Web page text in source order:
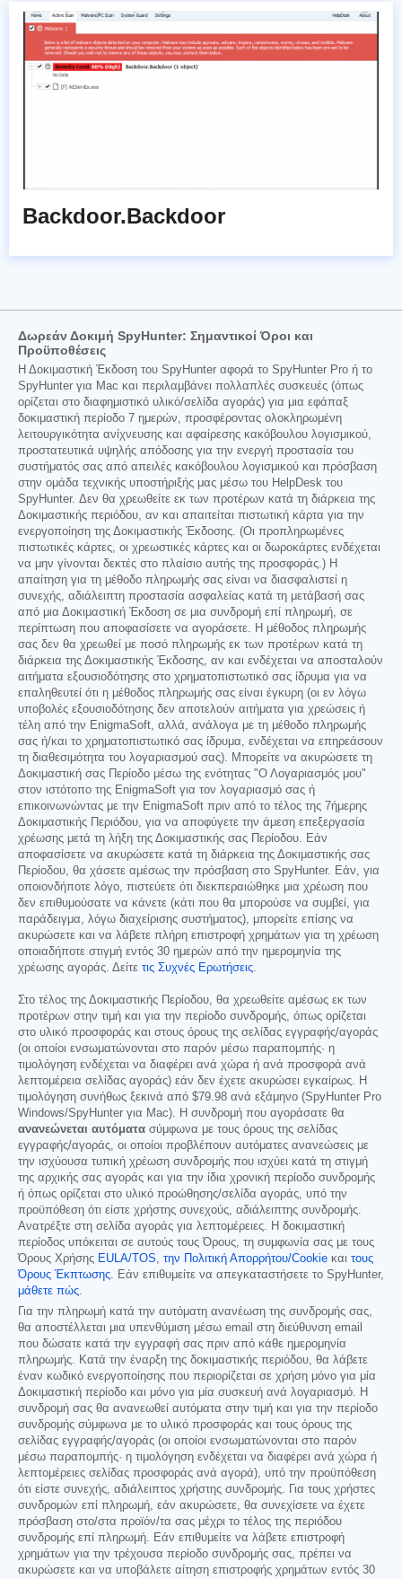
Backdoor.Backdoor
Δωρεάν Δοκιμή SpyHunter: Σημαντικοί Όροι και
Προϋποθέσεις
Η Δοκιμαστική Έκδοση του SpyHunter αφορά το SpyHunter Pro ή το
SpyHunter για Mac και περιλαμβάνει πολλαπλές συσκευές (όπως
ορίζεται στο διαφημιστικό υλικό/σελίδα αγοράς) για μια εφάπαξ
δοκιμαστική περίοδο 7 ημερών, προσφέροντας ολοκληρωμένη
λειτουργικότητα ανίχνευσης και αφαίρεσης κακόβουλου λογισμικού,
προστατευτικά υψηλής απόδοσης για την ενεργή προστασία του
συστήματός σας από απειλές κακόβουλου λογισμικού και πρόσβαση
στην ομάδα τεχνικής υποστήριξής μας μέσω του HelpDesk του
SpyHunter. Δεν θα χρεωθείτε εκ των προτέρων κατά τη διάρκεια της
Δοκιμαστικής περιόδου, αν και απαιτείται πιστωτική κάρτα για την
ενεργοποίηση της Δοκιμαστικής Έκδοσης. (Οι προπληρωμένες
πιστωτικές κάρτες, οι χρεωστικές κάρτες και οι δωροκάρτες ενδέχεται
να μην γίνονται δεκτές στο πλαίσιο αυτής της προσφοράς.) Η
απαίτηση για τη μέθοδο πληρωμής σας είναι να διασφαλιστεί η
συνεχής, αδιάλειπτη προστασία ασφαλείας κατά τη μετάβασή σας
από μια Δοκιμαστική Έκδοση σε μια συνδρομή επί πληρωμή, σε
περίπτωση που αποφασίσετε να αγοράσετε. Η μέθοδος πληρωμής
σας δεν θα χρεωθεί με ποσό πληρωμής εκ των προτέρων κατά τη
διάρκεια της Δοκιμαστικής Έκδοσης, αν και ενδέχεται να αποσταλούν
αιτήματα εξουσιοδότησης στο χρηματοπιστωτικό σας ίδρυμα για να
επαληθευτεί ότι η μέθοδος πληρωμής σας είναι έγκυρη (οι εν λόγω
υποβολές εξουσιοδότησης δεν αποτελούν αιτήματα για χρεώσεις ή
τέλη από την EnigmaSoft, αλλά, ανάλογα με τη μέθοδο πληρωμής
σας ή/και το χρηματοπιστωτικό σας ίδρυμα, ενδέχεται να επηρεάσουν
τη διαθεσιμότητα του λογαριασμού σας). Μπορείτε να ακυρώσετε τη
Δοκιμαστική σας Περίοδο μέσω της ενότητας "Ο Λογαριασμός μου"
στον ιστότοπο της EnigmaSoft για τον λογαριασμό σας ή
επικοινωνώντας με την EnigmaSoft πριν από το τέλος της 7ήμερης
Δοκιμαστικής Περιόδου, για να αποφύγετε την άμεση επεξεργασία
χρέωσης μετά τη λήξη της Δοκιμαστικής σας Περίοδου. Εάν
αποφασίσετε να ακυρώσετε κατά τη διάρκεια της Δοκιμαστικής σας
Περίοδου, θα χάσετε αμέσως την πρόσβαση στο SpyHunter. Εάν, για
οποιονδήποτε λόγο, πιστεύετε ότι διεκπεραιώθηκε μια χρέωση που
δεν επιθυμούσατε να κάνετε (κάτι που θα μπορούσε να συμβεί, για
παράδειγμα, λόγω διαχείρισης συστήματος), μπορείτε επίσης να
ακυρώσετε και να λάβετε πλήρη επιστροφή χρημάτων για τη χρέωση
οποιαδήποτε στιγμή εντός 30 ημερών από την ημερομηνία της
χρέωσης αγοράς. Δείτε τις Συχνές Ερωτήσεις.
Στο τέλος της Δοκιμαστικής Περίοδου, θα χρεωθείτε αμέσως εκ των
προτέρων στην τιμή και για την περίοδο συνδρομής, όπως ορίζεται
στο υλικό προσφοράς και στους όρους της σελίδας εγγραφής/αγοράς
(οι οποίοι ενσωματώνονται στο παρόν μέσω παραπομπής· η
τιμολόγηση ενδέχεται να διαφέρει ανά χώρα ή ανά προσφορά ανά
λεπτομέρεια σελίδας αγοράς) εάν δεν έχετε ακυρώσει εγκαίρως. Η
τιμολόγηση συνήθως ξεκινά από $79.98 ανά εξάμηνο (SpyHunter Pro
Windows/SpyHunter για Mac). Η συνδρομή που αγοράσατε θα
ανανεώνεται αυτόματα σύμφωνα με τους όρους της σελίδας
εγγραφής/αγοράς, οι οποίοι προβλέπουν αυτόματες ανανεώσεις με
την ισχύουσα τυπική χρέωση συνδρομής που ισχύει κατά τη στιγμή
της αρχικής σας αγοράς και για την ίδια χρονική περίοδο συνδρομής
ή όπως ορίζεται στο υλικό προώθησης/σελίδα αγοράς, υπό την
προϋπόθεση ότι είστε χρήστης συνεχούς, αδιάλειπτης συνδρομής.
Ανατρέξτε στη σελίδα αγοράς για λεπτομέρειες. Η δοκιμαστική
περίοδος υπόκειται σε αυτούς τους Όρους, τη συμφωνία σας με τους
Όρους Χρήσης EULA/TOS, την Πολιτική Απορρήτου/Cookie και τους
Όρους Έκπτωσης. Εάν επιθυμείτε να απεγκαταστήσετε το SpyHunter,
μάθετε πώς.
Για την πληρωμή κατά την αυτόματη ανανέωση της συνδρομής σας,
θα αποστέλλεται μια υπενθύμιση μέσω email στη διεύθυνση email
που δώσατε κατά την εγγραφή σας πριν από κάθε ημερομηνία
πληρωμής. Κατά την έναρξη της δοκιμαστικής περιόδου, θα λάβετε
έναν κωδικό ενεργοποίησης που περιορίζεται σε χρήση μόνο για μία
Δοκιμαστική περίοδο και μόνο για μία συσκευή ανά λογαριασμό. Η
συνδρομή σας θα ανανεωθεί αυτόματα στην τιμή και για την περίοδο
συνδρομής σύμφωνα με το υλικό προσφοράς και τους όρους της
σελίδας εγγραφής/αγοράς (οι οποίοι ενσωματώνονται στο παρόν
μέσω παραπομπής· η τιμολόγηση ενδέχεται να διαφέρει ανά χώρα ή
λεπτομέρειες σελίδας προσφοράς ανά αγορά), υπό την προϋπόθεση
ότι είστε συνεχής, αδιάλειπτος χρήστης συνδρομής. Για τους χρήστες
συνδρομών επί πληρωμή, εάν ακυρώσετε, θα συνεχίσετε να έχετε
πρόσβαση στο/στα προϊόν/τα σας μέχρι το τέλος της περιόδου
συνδρομής επί πληρωμή. Εάν επιθυμείτε να λάβετε επιστροφή
χρημάτων για την τρέχουσα περίοδο συνδρομής σας, πρέπει να
ακυρώσετε και να υποβάλετε αίτηση επιστροφής χρημάτων εντός 30